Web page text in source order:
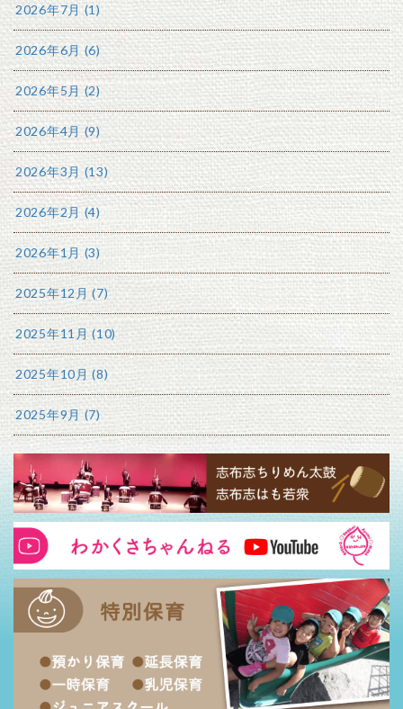
2026年7月 (1)
2026年6月 (6)
2026年5月 (2)
2026年4月 (9)
2026年3月 (13)
2026年2月 (4)
2026年1月 (3)
2025年12月 (7)
2025年11月 (10)
2025年10月 (8)
2025年9月 (7)